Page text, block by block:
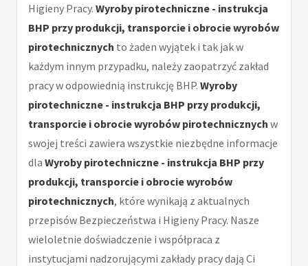
Higieny Pracy. Wyroby pirotechniczne - instrukcja
BHP przy produkcji, transporcie i obrocie wyrobów
pirotechnicznych to żaden wyjątek i tak jak w
każdym innym przypadku, należy zaopatrzyć zakład
pracy w odpowiednią instrukcję BHP. Wyroby
pirotechniczne - instrukcja BHP przy produkcji,
transporcie i obrocie wyrobów pirotechnicznych w
swojej treści zawiera wszystkie niezbędne informacje
dla Wyroby pirotechniczne - instrukcja BHP przy
produkcji, transporcie i obrocie wyrobów
pirotechnicznych, które wynikają z aktualnych
przepisów Bezpieczeństwa i Higieny Pracy. Nasze
wieloletnie doświadczenie i współpraca z
instytucjami nadzorującymi zakłady pracy dają Ci